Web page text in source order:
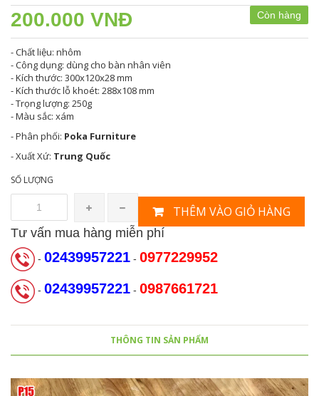
Còn hàng
200.000 VNĐ
- Chất liệu: nhôm
- Công dụng: dùng cho bàn nhân viên
- Kích thước: 300x120x28 mm
- Kích thước lỗ khoét: 288x108 mm
- Trọng lượng: 250g
- Màu sắc: xám
- Phân phối: Poka Furniture
- Xuất Xứ: Trung Quốc
SỐ LƯỢNG
THÊM VÀO GIỎ HÀNG
Tư vấn mua hàng miễn phí
- 02439957221 - 0977229952
- 02439957221 - 0987661721
THÔNG TIN SẢN PHẨM